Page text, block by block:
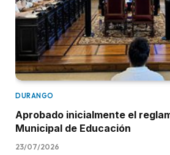
DURANGO
Aprobado inicialmente el
Municipal de Educación
23/07/2026